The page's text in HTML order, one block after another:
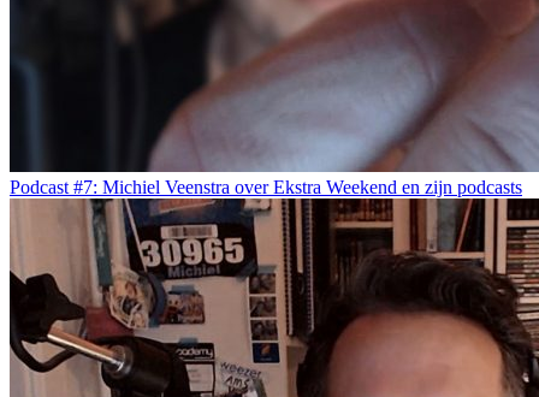
Podcast #7: Michiel Veenstra over Ekstra Weekend en zijn podcasts